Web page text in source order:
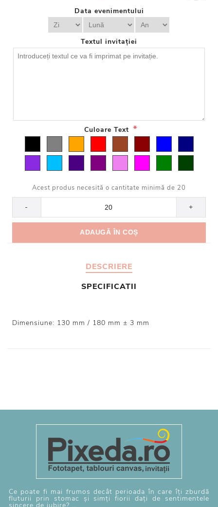
Data evenimentului
Textul invitației
Culoare Text *
Acest produs necesită o cantitate minimă de 20
- +
DESCRIERE
SPECIFICATII
Dimensiune: 130 mm / 180 mm ± 3 mm
Ce poate fi mai frumos decât perioada în care îți zburdă
fluturii prin stomac și simți fiorii dați de sentimentele